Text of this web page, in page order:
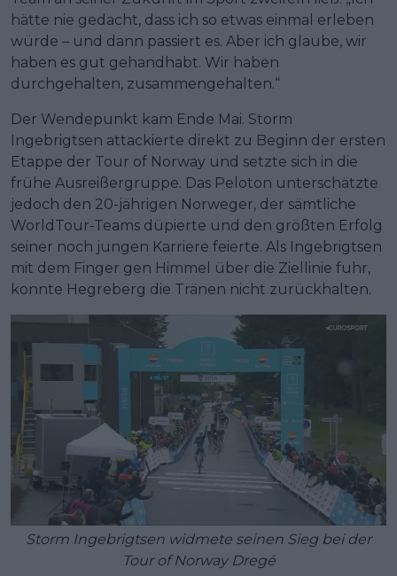
hätte nie gedacht, dass ich so etwas einmal erleben
würde – und dann passiert es. Aber ich glaube, wir
haben es gut gehandhabt. Wir haben
durchgehalten, zusammengehalten.“
Der Wendepunkt kam Ende Mai. Storm
Ingebrigtsen attackierte direkt zu Beginn der ersten
Etappe der Tour of Norway und setzte sich in die
frühe Ausreißergruppe. Das Peloton unterschätzte
jedoch den 20-jährigen Norweger, der sämtliche
WorldTour-Teams düpierte und den größten Erfolg
seiner noch jungen Karriere feierte. Als Ingebrigtsen
mit dem Finger gen Himmel über die Ziellinie fuhr,
konnte Hegreberg die Tränen nicht zurückhalten.
Storm Ingebrigtsen widmete seinen Sieg bei der
Tour of Norway Dregé